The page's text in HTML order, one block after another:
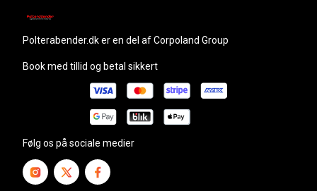
polterabender.dker en del af Corpoland Group
Book med tillid og betal sikkert
Følg os på sociale medier